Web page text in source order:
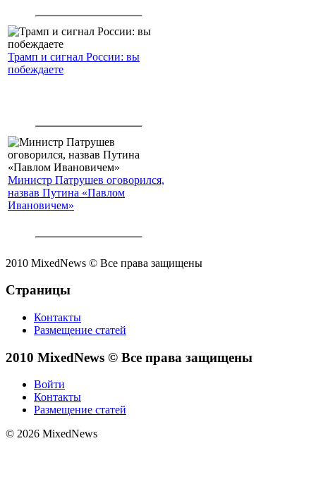
Трамп и сигнал России: вы
побеждаете
Министр Патрушев оговорился,
назвав Путина «Павлом
Ивановичем»
2010 MixedNews © Все права защищены
Страницы
Контакты
Размещение статей
2010 MixedNews © Все права защищены
Войти
Контакты
Размещение статей
© 2026 MixedNews